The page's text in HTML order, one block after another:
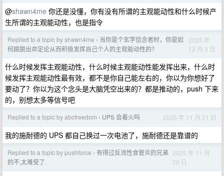
@shawn4me 你还是没懂，你有没有所谓的主观能动性和什么时候产
生所谓的主观能动性，也是指令
Replied to a topic by shawn4me › 当你是个玄学信念者时，你是如
何跳脱出命定论从而积极发挥自己个人的主观能动性的？
2025 年
12 月 3 日
什么时候发挥主观能动性，什么时候主观能动性能发挥出来，什么时
候发挥主观能动性最有效，都不是你自己能左右的，你以为你想好了
要动了？你以为这个念头是大脑凭空出来的？都是推动的，push 下来
的，别想太多等信号吧
Replied to a topic by abcfreedom › UPS 会着火吗 2025 年 11 月 21 日
我的施耐德的 UPS 都自己换过一次电池了，施耐德还是靠谱的
Replied to a topic by pushforce › 有得过反流性食管炎的兄弟
的不,太难受了.
2025 年 11 月
20 日